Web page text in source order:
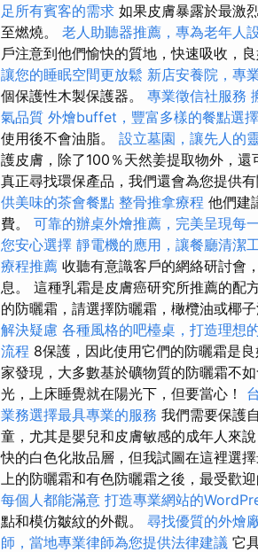
足所有賓客的需求 如果皮膚暴露於最激
至燃燒。 老人助聽器推薦，專為老年人
戶注意到他們愉快的質地，快速吸收，
讓您的睡眠空間更放鬆 新店安養院，專
個保護性木製保護器。 專業徵信社服務
氣品質 外燴buffet，豐富多樣的餐點選擇
使用後不會油脂。 設立墓園，讓先人的
護皮膚，除了100％天然姜提取物外，
真正尋找環保產品，我們還會為您提供
供美味的茶會餐點 整骨推拿療程 他們建
費。 可靠的辦桌外燴推薦，完美呈現每
您安心選擇 靜電機的應用，讓餐廳清潔
療程推薦 收聽有意識客戶的網絡研討會
息。 這種乳霜是皮膚癌研究所推薦的配
的防曬霜，請選擇防曬霜，橄欖油或椰
解決疑慮 各種風格的吧檯桌，打造理想
流程 8保護，因此使用它們的防曬霜是良
家發現，大多數基於礦物質的防曬霜不
光，上床睡覺就在陽光下，但要當心！
業務選擇最具專業的服務 我們需要保護
童，尤其是嬰兒和皮膚敏感的成年人來
快的白色化妝品層，但我試圖在這裡選擇
上的防曬霜和有色防曬霜之後，最受歡
每個人都能滿意 打造專業網站的
點和模仿皺紋的外觀。 尋找優質的外燴
師，當地專業律師為您提供法律建議 它